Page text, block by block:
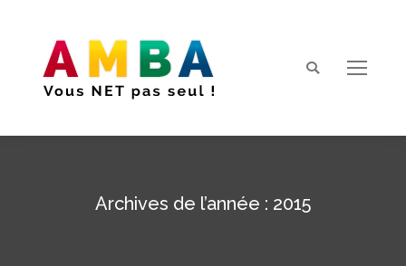
Search:
Archives de l’année : 2015